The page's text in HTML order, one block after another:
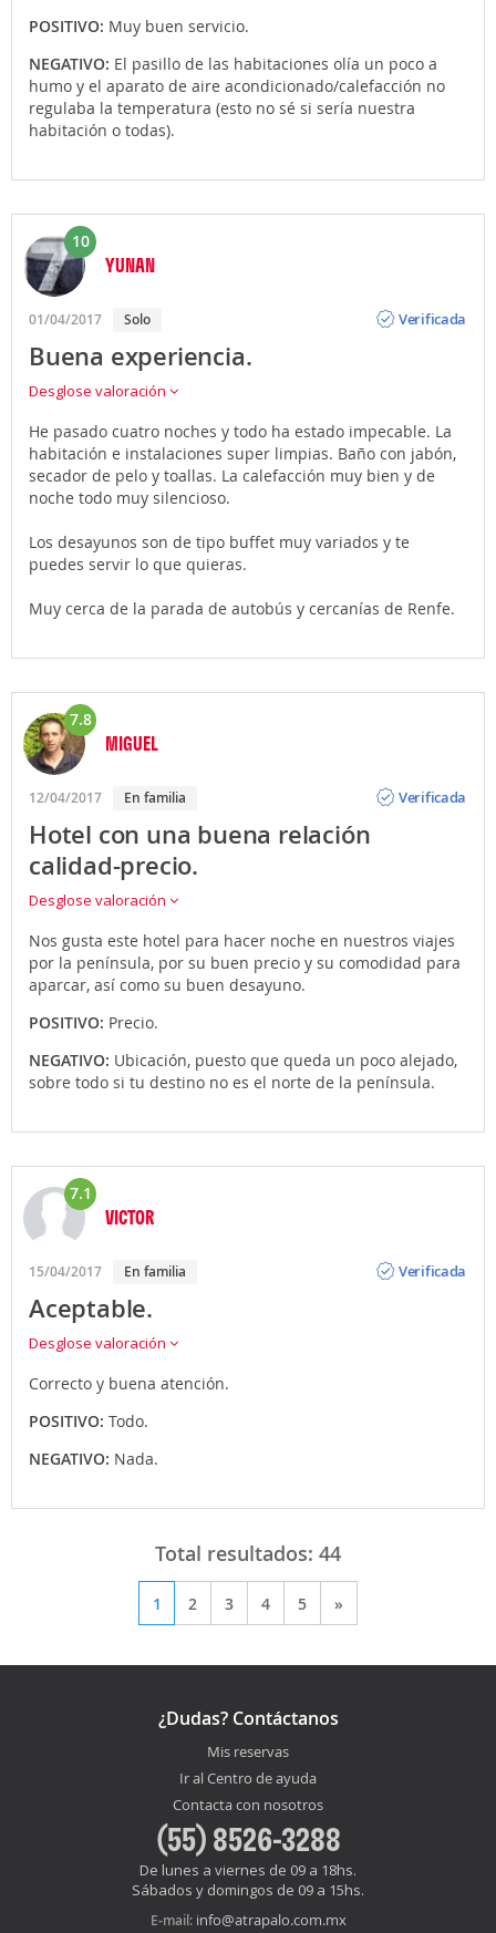
POSITIVO: Muy buen servicio.
NEGATIVO: El pasillo de las habitaciones olía un poco a
humo y el aparato de aire acondicionado/calefacción no
regulaba la temperatura (esto no sé si sería nuestra
habitación o todas).
10
YUNAN
01/04/2017 Solo
Verificada
Buena experiencia.
Desglose valoración
He pasado cuatro noches y todo ha estado impecable. La
habitación e instalaciones super limpias. Baño con jabón,
secador de pelo y toallas. La calefacción muy bien y de
noche todo muy silencioso.
Los desayunos son de tipo buffet muy variados y te
puedes servir lo que quieras.
Muy cerca de la parada de autobús y cercanías de Renfe.
7.8
MIGUEL
12/04/2017 En familia
Verificada
Hotel con una buena relación
calidad-precio.
Desglose valoración
Nos gusta este hotel para hacer noche en nuestros viajes
por la península, por su buen precio y su comodidad para
aparcar, así como su buen desayuno.
POSITIVO: Precio.
NEGATIVO: Ubicación, puesto que queda un poco alejado,
sobre todo si tu destino no es el norte de la península.
7.1
VICTOR
15/04/2017 En familia
Verificada
Aceptable.
Desglose valoración
Correcto y buena atención.
POSITIVO: Todo.
NEGATIVO: Nada.
Total resultados: 44
1 2 3 4 5 »
¿Dudas? Contáctanos
Mis reservas
Ir al Centro de ayuda
Contacta con nosotros
(55) 8526-3288
De lunes a viernes de 09 a 18hs.
Sábados y domingos de 09 a 15hs.
E-mail: info@atrapalo.com.mx